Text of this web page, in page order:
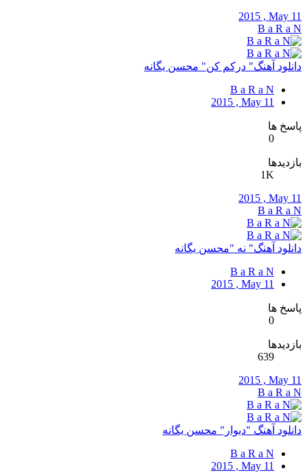
2015 , May 11
B a R a N
دانلود آهنگ" درکم کن" محسن یگانه
B a R a N
2015 , May 11
پاسخ ها
0
بازدیدها
1K
2015 , May 11
B a R a N
دانلود آهنگ" نه "محسن یگانه
B a R a N
2015 , May 11
پاسخ ها
0
بازدیدها
639
2015 , May 11
B a R a N
دانلود آهنگ "دیوار" محسن یگانه
B a R a N
2015 , May 11